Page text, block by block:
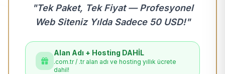
"Tek Paket, Tek Fiyat — Profesyonel
Web Siteniz Yılda Sadece 50 USD!"
Alan Adı + Hosting DAHİL
.com.tr / .tr alan adı ve hosting yıllık ücrete
dahil!